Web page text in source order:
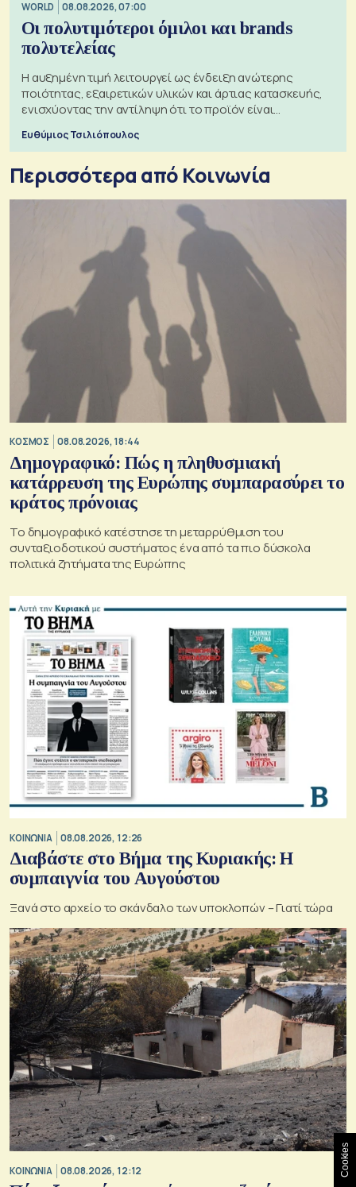
WORLD 08.08.2026, 07:00
Οι πολυτιμότεροι όμιλοι και brands
πολυτελείας
Η αυξημένη τιμή λειτουργεί ως ένδειξη ανώτερης
ποιότητας, εξαιρετικών υλικών και άρτιας κατασκευής,
ενισχύοντας την αντίληψη ότι το προϊόν είναι
Ευθύμιος Τσιλιόπουλος
Περισσότερα από Κοινωνία
ΚΟΣΜΟΣ 08.08.2026, 18:44
Δημογραφικό: Πώς η πληθυσμιακή
κατάρρευση της Ευρώπης συμπαρασύρει το
κράτος πρόνοιας
Το δημογραφικό κατέστησε τη μεταρρύθμιση του
συνταξιοδοτικού συστήματος ένα από τα πιο δύσκολα
πολιτικά ζητήματα της Ευρώπης
ΚΟΙΝΩΝΙΑ 08.08.2026, 12:26
Διαβάστε στο Βήμα της Κυριακής: Η
συμπαιγνία του Αυγούστου
Ξανά στο αρχείο το σκάνδαλο των υποκλοπών – Γιατί τώρα
ΚΟΙΝΩΝΙΑ 08.08.2026, 12:12 Cookies